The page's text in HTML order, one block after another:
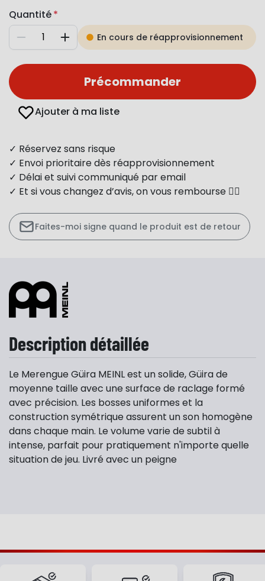
Quantité
Diminuer AugmenterEn cours de réapprovisionnement
Précommander
Ajouter à ma liste
✓ Réservez sans risque
✓ Envoi prioritaire dès réapprovisionnement
✓ Délai et suivi communiqué par email
✓ Et si vous changez d’avis, on vous rembourse 👍🏻
Faites-moi signe quand le produit est de retour
Description détaillée
Le Merengue Güira MEINL est un solide, Güira de
moyenne taille avec une surface de raclage formé
avec précision. Les bosses uniformes et la
construction symétrique assurent un son homogène
dans chaque main. Le volume varie de subtil à
intense, parfait pour pratiquement n'importe quelle
situation de jeu. Livré avec un peigne